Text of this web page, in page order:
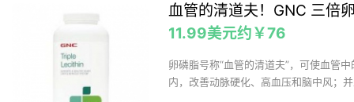
血管的清道夫！GNC 三倍
11.99美元约￥76
卵磷脂号称“血管的清道夫”，可使血管
内，改善动脉硬化、高血压和脑中风；